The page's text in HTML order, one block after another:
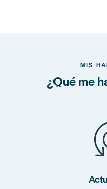
MIS
¿Qué me